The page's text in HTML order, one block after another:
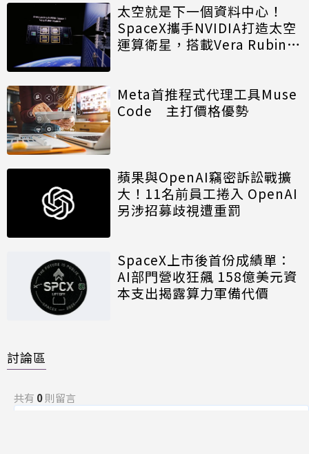
太空就是下一個資料中心！
SpaceX攜手NVIDIA打造太空
運算衛星，搭載Vera Rubin運
Meta首推程式代理工具Muse
Code 主打價格優勢
蘋果與OpenAI竊密訴訟戰擴
大！11名前員工捲入 OpenAI
另涉招募歧視遭重罰
SpaceX上市後首份成績單：
AI部門營收狂飆 158億美元資
本支出揭露算力軍備代價
討論區
共有 0則留言